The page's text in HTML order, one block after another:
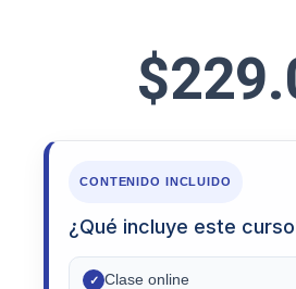
$
CONTENIDO INCLUIDO
¿Qué incluye este
✓ Clase online